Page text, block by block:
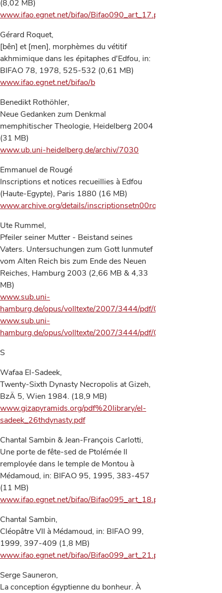
(8,02 MB)
www.ifao.egnet.net/bifao/Bifao090_art_17.pdf
Gérard Roquet,
[bên] et [men], morphèmes du vétitif
akhmimique dans les épitaphes d'Edfou, in:
BIFAO 78, 1978, 525-532 (0,61 MB)
www.ifao.egnet.net/bifao/b
Benedikt Rothöhler,
Neue Gedanken zum Denkmal
memphitischer Theologie, Heidelberg 2004
(31 MB)
www.ub.uni-heidelberg.de/archiv/7030
Emmanuel de Rougé
Inscriptions et notices recueillies à Edfou
(Haute-Egypte), Paris 1880 (16 MB)
www.archive.org/details/inscriptionsetn00rouggoog
Ute Rummel,
Pfeiler seiner Mutter - Beistand seines
Vaters. Untersuchungen zum Gott Iunmutef
vom Alten Reich bis zum Ende des Neuen
Reiches, Hamburg 2003 (2,66 MB & 4,33
MB)
www.sub.uni-
hamburg.de/opus/volltexte/2007/3444/pdf/
www.sub.uni-
hamburg.de/opus/volltexte/2007/3444/pdf/
S
Wafaa El-Sadeek,
Twenty-Sixth Dynasty Necropolis at Gizeh,
BzÄ 5, Wien 1984. (18,9 MB)
www.gizapyramids.org/pdf%20library/el-
sadeek_26thdynasty.pdf
Chantal Sambin & Jean-François Carlotti,
Une porte de fête-sed de Ptolémée II
remployée dans le temple de Montou à
Médamoud, in: BIFAO 95, 1995, 383-457
(11 MB)
www.ifao.egnet.net/bifao/Bifao095_art_18.pdf
Chantal Sambin,
Cléopâtre VII à Médamoud, in: BIFAO 99,
1999, 397-409 (1,8 MB)
www.ifao.egnet.net/bifao/Bifao099_art_21.pdf
Serge Sauneron,
La conception égyptienne du bonheur. À